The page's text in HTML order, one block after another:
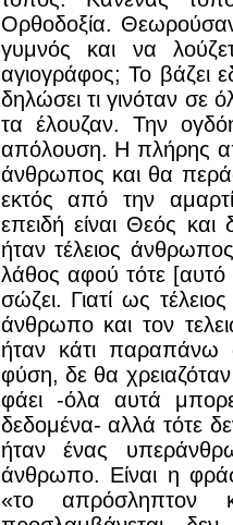
Ορθοδοξία.
γυμνός και να
αγιογράφος; Το βάζει
δηλώσει τι γινόταν σε
τα έλουζαν. Την
απόλουση. Η πλήρης
άνθρωπος και θα
εκτός από την
επειδή είναι Θεός και
ήταν τέλειος
λάθος αφού τότε [αυτό
σώζει. Γιατί ως
άνθρωπο και τον
ήταν κάτι
φύση, δε θα
φάει -όλα αυτά
δεδομένα- αλλά τότε
ήταν ένας
άνθρωπο. Είναι η
«το απρόσληπτον